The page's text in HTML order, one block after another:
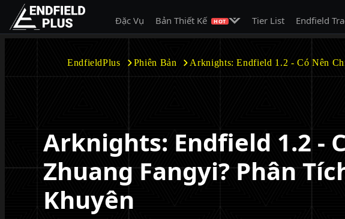
EndfieldPlus Đặc Vụ Bản Thiết Kế HOT Mở menu con
Tier List Endfield
EndfieldPlus Phiên Bản Arknights: Endfield 1.2 - Có Nên
Arknights: Endfield 1.2 -
Zhuang Fangyi? Phân
Khuyên